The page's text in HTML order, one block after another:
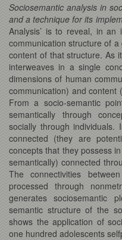
Sociosemantic analysis in
and a technique for its
Analysis’ is to reveal, in an
communication structure of
content of that structure. As
interweaves in a single
dimensions of human
communication) and content
From a socio-semantic
semantically through
socially through individuals.
connected (they are
concepts that they possess
semantically) connected
The connectivities
processed through
generates sociosemantic
semantic structure of the
shows the application of
one hundred adolescents